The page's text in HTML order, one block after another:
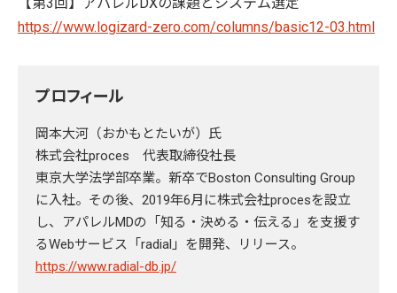
【第3回】アパレルDXの課題とシステム選定
https://www.logizard-zero.com/columns/basic12-03.html
プロフィール
岡本大河（おかもとたいが）氏
株式会社proces 代表取締役社長
東京大学法学部卒業。新卒でBoston Consulting Group
に入社。その後、2019年6月に株式会社procesを設立
し、アパレルMDの「知る・決める・伝える」を支援す
るWebサービス「radial」を開発、リリース。
https://www.radial-db.jp/